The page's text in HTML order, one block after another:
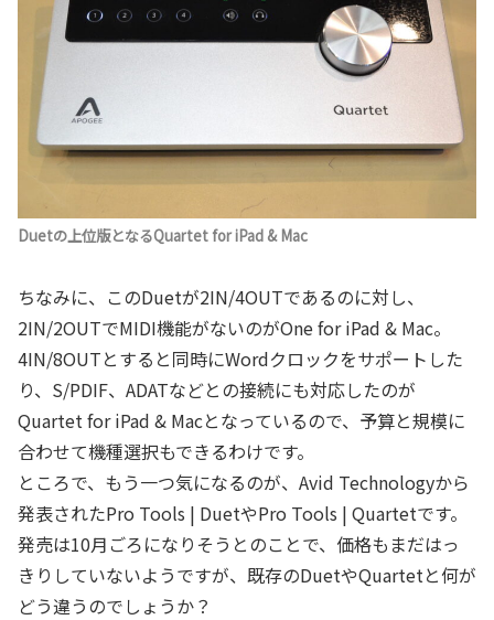
Duetの上位版となるQuartet for iPad & Mac
ちなみに、このDuetが2IN/4OUTであるのに対し、
2IN/2OUTでMIDI機能がないのがOne for iPad & Mac。
4IN/8OUTとすると同時にWordクロックをサポートした
り、S/PDIF、ADATなどとの接続にも対応したのが
Quartet for iPad & Macとなっているので、予算と規模に
合わせて機種選択もできるわけです。
ところで、もう一つ気になるのが、Avid Technologyから
発表されたPro Tools | DuetやPro Tools | Quartetです。
発売は10月ごろになりそうとのことで、価格もまだはっ
きりしていないようですが、既存のDuetやQuartetと何が
どう違うのでしょうか？